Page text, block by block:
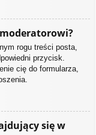
rogu treści posta,
przycisk.
cię do formularza,
się w